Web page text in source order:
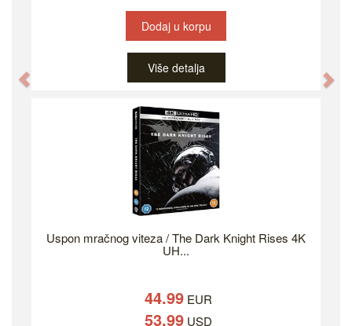
Dodaj u korpu
Više detalja
Uspon mračnog viteza / The Dark Knight Rises 4K
UH...
44.99EUR
53.99USD